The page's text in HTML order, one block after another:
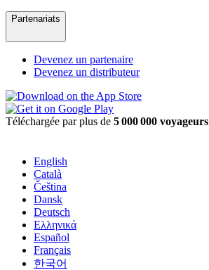
Partenariats
Devenez un partenaire
Devenez un distributeur
Téléchargée par plus de 5 000 000 voyageurs
English
Català
Čeština
Dansk
Deutsch
Ελληνικά
Español
Français
한국어